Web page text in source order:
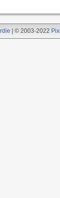
| © 2003-2022